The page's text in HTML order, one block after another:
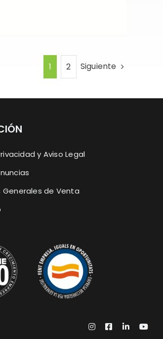
1 2 Siguiente
y Aviso Legal
Generales de Venta